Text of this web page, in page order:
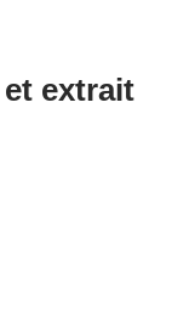
extrait